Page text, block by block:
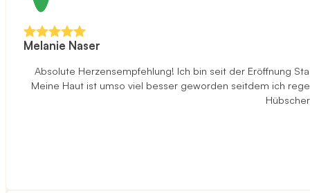
Melanie Naser
Absolute Herzensempfehlung! Ich bin seit der Eröffnung
Meine Haut ist umso viel besser geworden seitdem ich